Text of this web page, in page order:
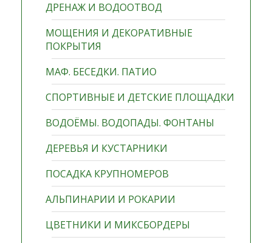
ДРЕНАЖ И ВОДООТВОД
МОЩЕНИЯ И ДЕКОРАТИВНЫЕ
ПОКРЫТИЯ
МАФ. БЕСЕДКИ. ПАТИО
СПОРТИВНЫЕ И ДЕТСКИЕ ПЛОЩАДКИ
ВОДОЁМЫ. ВОДОПАДЫ. ФОНТАНЫ
ДЕРЕВЬЯ И КУСТАРНИКИ
ПОСАДКА КРУПНОМЕРОВ
АЛЬПИНАРИИ И РОКАРИИ
ЦВЕТНИКИ И МИКСБОРДЕРЫ